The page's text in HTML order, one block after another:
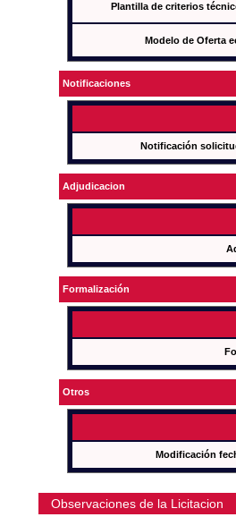
Plantilla de criterios
Modelo de Oferta
Notificaciones
Notificación
Adjudicacion
Formalización
Otros
Modificación
Observaciones de la Licitacion